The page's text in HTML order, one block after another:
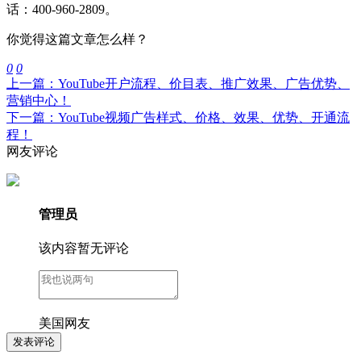
话：400-960-2809。
你觉得这篇文章怎么样？
0 0
上一篇：YouTube开户流程、价目表、推广效果、广告优势、
营销中心！
下一篇：YouTube视频广告样式、价格、效果、优势、开通流
程！
网友评论
管理员
该内容暂无评论
美国网友